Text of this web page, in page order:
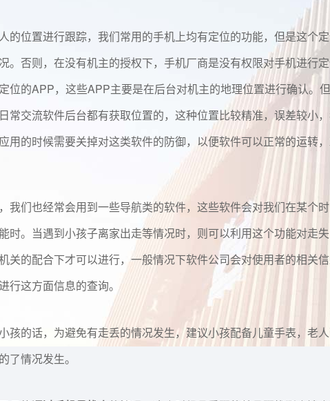
的位置进行跟踪，我们常用的手机上均有定位的功能，但是这个
。否则，在没有机主的授权下，手机厂商是没有权限对手机进行
位的APP，这些APP主要是在后台对机主的地理位置进行确认。
常交流软件后台都有获取位置的，这种位置比较精准，误差较小
用的时候需要关掉对这类软件的防御，以便软件可以正常的运转，
我们也经常会用到一些导航类的软件，这些软件会对我们在某个
时。当遇到小孩子离家出走等情况时，则可以利用这个功能对走
关的配合下才可以进行，一般情况下软件公司会对使用者的相关信
行这方面信息的查询。
孩的话，为避免有走丢的情况发生，建议小孩配备儿童手表，老
了情况发生。